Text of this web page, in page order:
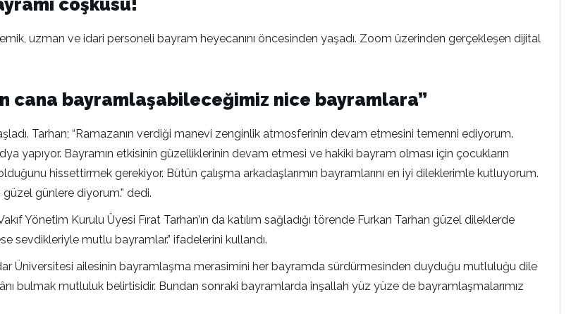
coşkusu!
uzman ve idari personeli bayram heyecanını öncesinden yaşadı. Zoom üzerinden gerçekleşen dijital
cana bayramlaşabileceğimiz nice bayramlara”
Tarhan; “Ramazanın verdiği manevi zenginlik atmosferinin devam etmesini temenni ediyorum.
yapıyor. Bayramın etkisinin güzelliklerinin devam etmesi ve hakiki bayram olması için çocukların
hissettirmek gerekiyor. Bütün çalışma arkadaşlarımın bayramlarını en iyi dileklerimle kutluyorum.
günlere diyorum.” dedi.
Yönetim Kurulu Üyesi Fırat Tarhan’ın da katılım sağladığı törende Furkan Tarhan güzel dileklerde
sevdikleriyle mutlu bayramlar.” ifadelerini kullandı.
Üniversitesi ailesinin bayramlaşma merasimini her bayramda sürdürmesinden duyduğu mutluluğu dile
bulmak mutluluk belirtisidir. Bundan sonraki bayramlarda inşallah yüz yüze de bayramlaşmalarımız